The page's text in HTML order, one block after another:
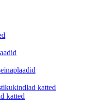
katted
katted